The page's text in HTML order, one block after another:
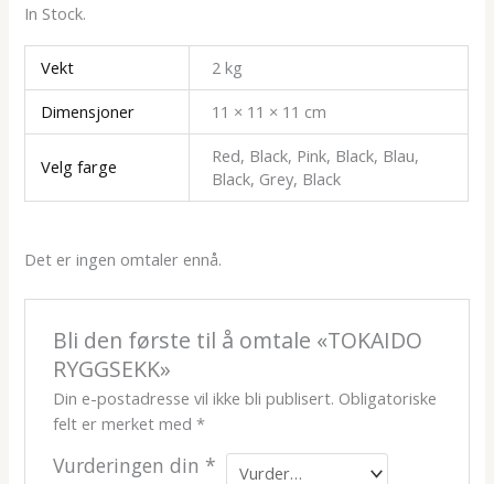
In Stock.
Vekt
2 kg
Dimensjoner
11 × 11 × 11 cm
Velg farge
Red, Black, Pink, Black, Blau,
Black, Grey, Black
Det er ingen omtaler ennå.
Bli den første til å omtale «TOKAIDO
RYGGSEKK»
Din e-postadresse vil ikke bli publisert. Obligatoriske
felt er merket med *
Vurderingen din *